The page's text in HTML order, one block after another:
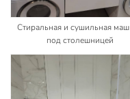
Стиральная и сушильная
под столешницей